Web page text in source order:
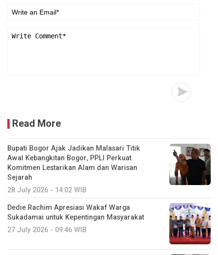
Read More
Bupati Bogor Ajak Jadikan Malasari Titik
Awal Kebangkitan Bogor, PPLI Perkuat
Komitmen Lestarikan Alam dan Warisan
Sejarah
28 July 2026 - 14:02 WIB
Dedie Rachim Apresiasi Wakaf Warga
Sukadamai untuk Kepentingan Masyarakat
27 July 2026 - 09:46 WIB